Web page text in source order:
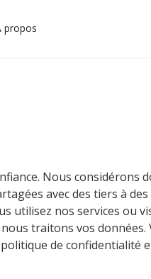
propos
Nous considérons
avec des tiers à des
utilisez nos services ou
traitons vos données.
de confidentialité